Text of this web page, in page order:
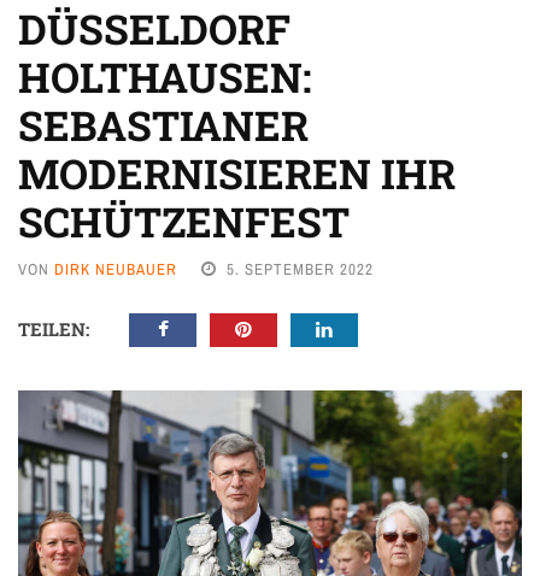
DÜSSELDORF
HOLTHAUSEN:
SEBASTIANER
MODERNISIEREN IHR
SCHÜTZENFEST
VON DIRK NEUBAUER 5. SEPTEMBER 2022
TEILEN: